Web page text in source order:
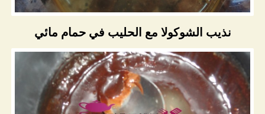
نذيب الشوكولا مع الحليب في حمام مائي